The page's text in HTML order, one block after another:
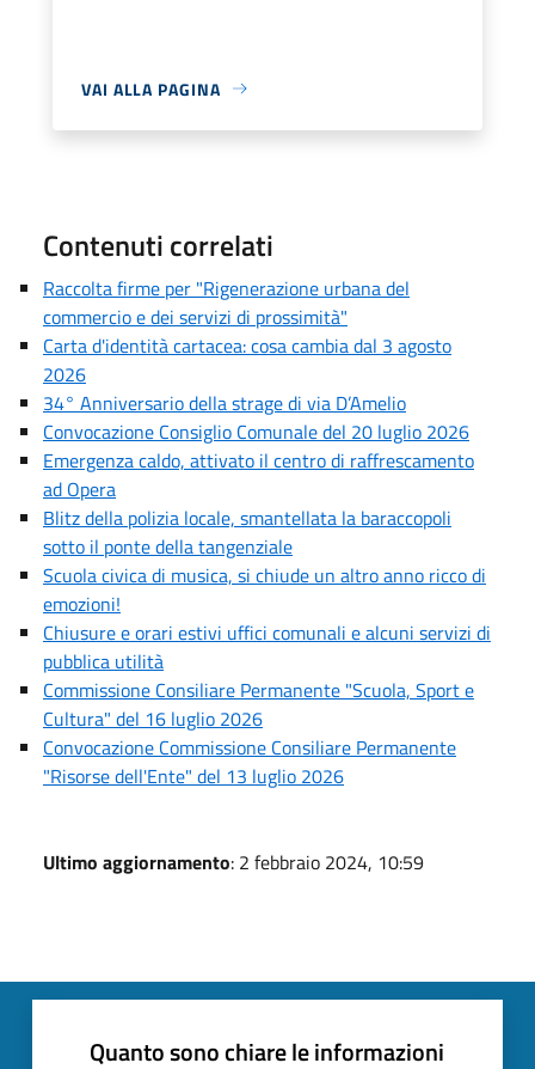
VAI ALLA PAGINA
Contenuti correlati
Raccolta firme per "Rigenerazione urbana del
commercio e dei servizi di prossimità"
Carta d'identità cartacea: cosa cambia dal 3 agosto
2026
34° Anniversario della strage di via D’Amelio
Convocazione Consiglio Comunale del 20 luglio 2026
Emergenza caldo, attivato il centro di raffrescamento
ad Opera
Blitz della polizia locale, smantellata la baraccopoli
sotto il ponte della tangenziale
Scuola civica di musica, si chiude un altro anno ricco di
emozioni!
Chiusure e orari estivi uffici comunali e alcuni servizi di
pubblica utilità
Commissione Consiliare Permanente "Scuola, Sport e
Cultura" del 16 luglio 2026
Convocazione Commissione Consiliare Permanente
"Risorse dell'Ente" del 13 luglio 2026
Ultimo aggiornamento: 2 febbraio 2024, 10:59
Quanto sono chiare le informazioni